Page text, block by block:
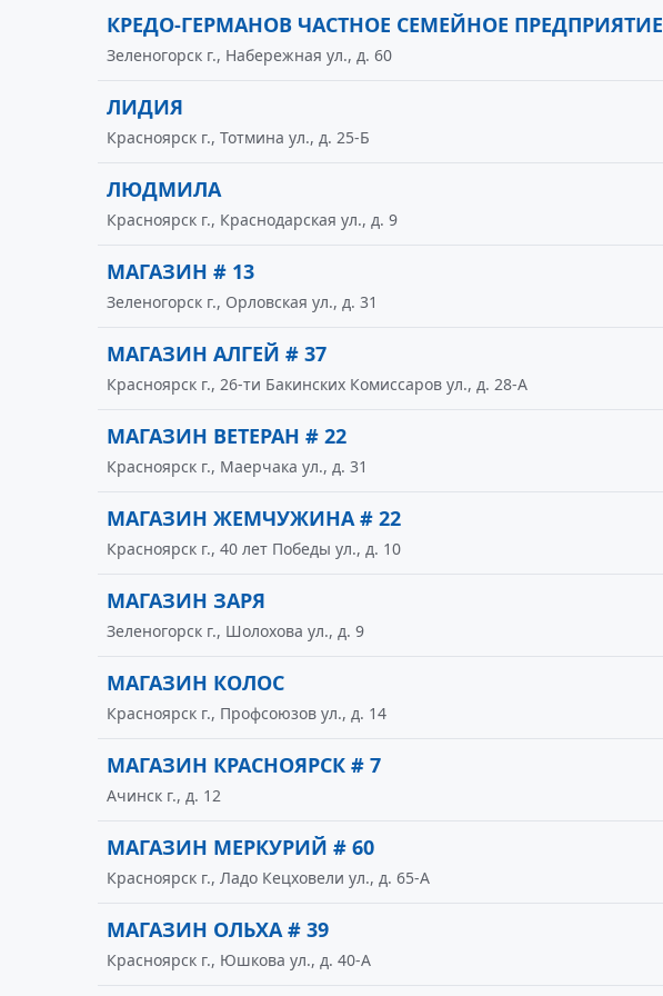
КРЕДО-ГЕРМАНОВ ЧАСТНОЕ СЕМЕЙНОЕ ПРЕДПРИЯТИЕ
Зеленогорск г., Набережная ул., д. 60
ЛИДИЯ
Красноярск г., Тотмина ул., д. 25-Б
ЛЮДМИЛА
Красноярск г., Краснодарская ул., д. 9
МАГАЗИН # 13
Зеленогорск г., Орловская ул., д. 31
МАГАЗИН АЛГЕЙ # 37
Красноярск г., 26-ти Бакинских Комиссаров ул., д. 28-А
МАГАЗИН ВЕТЕРАН # 22
Красноярск г., Маерчака ул., д. 31
МАГАЗИН ЖЕМЧУЖИНА # 22
Красноярск г., 40 лет Победы ул., д. 10
МАГАЗИН ЗАРЯ
Зеленогорск г., Шолохова ул., д. 9
МАГАЗИН КОЛОС
Красноярск г., Профсоюзов ул., д. 14
МАГАЗИН КРАСНОЯРСК # 7
Ачинск г., д. 12
МАГАЗИН МЕРКУРИЙ # 60
Красноярск г., Ладо Кецховели ул., д. 65-А
МАГАЗИН ОЛЬХА # 39
Красноярск г., Юшкова ул., д. 40-А